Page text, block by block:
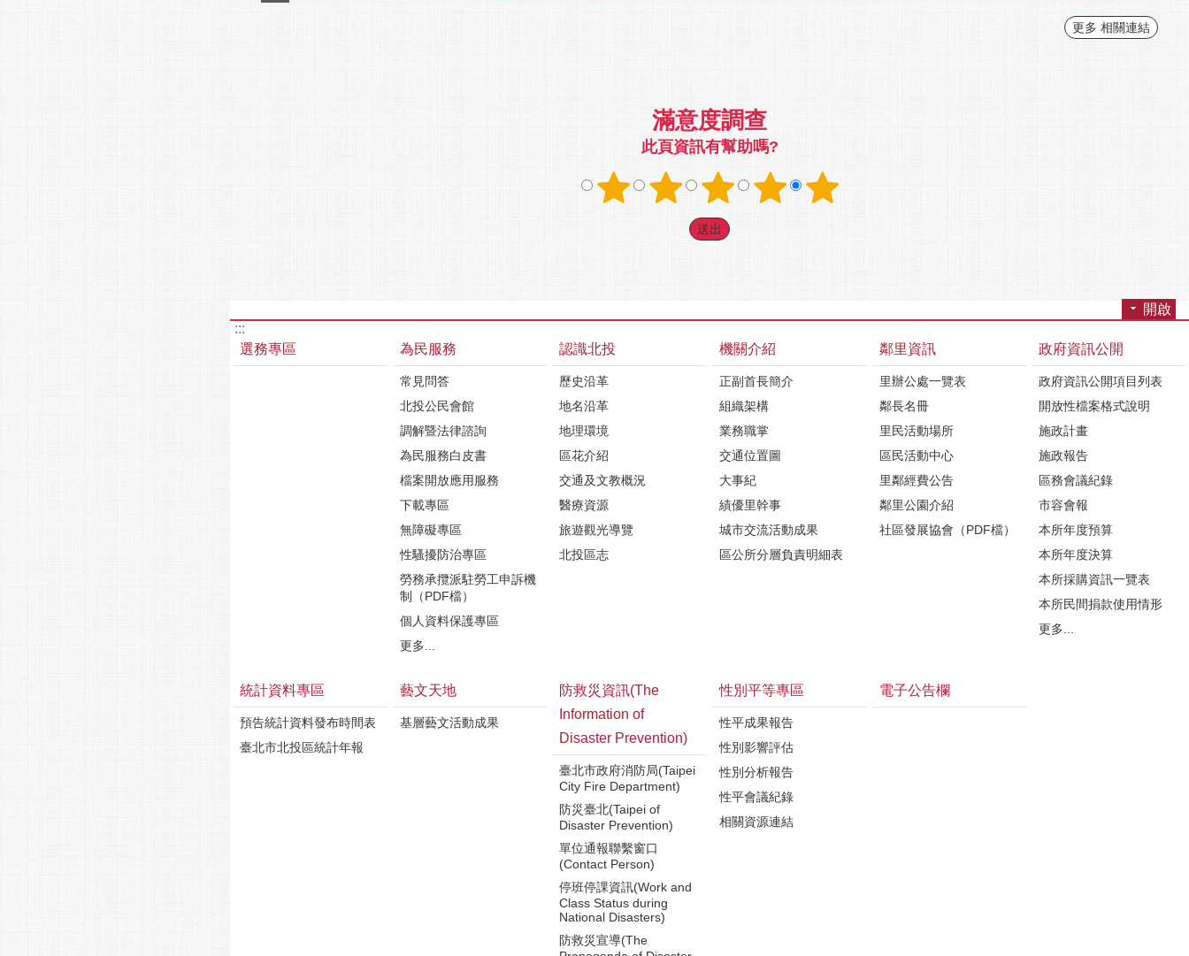
更多 相關連結
滿意度調查
此頁資訊有幫助嗎?
開啟
:::
選務專區
為民服務
常見問答
北投公民會館
調解暨法律諮詢
為民服務白皮書
檔案開放應用服務
下載專區
無障礙專區
性騷擾防治專區
勞務承攬派駐勞工申訴機
制（PDF檔）
個人資料保護專區
更多...
認識北投
歷史沿革
地名沿革
地理環境
區花介紹
交通及文教概況
醫療資源
旅遊觀光導覽
北投區志
機關介紹
正副首長簡介
組織架構
業務職掌
交通位置圖
大事紀
績優里幹事
城市交流活動成果
區公所分層負責明細表
鄰里資訊
里辦公處一覽表
鄰長名冊
里民活動場所
區民活動中心
里鄰經費公告
鄰里公園介紹
社區發展協會（PDF檔）
政府資訊公開
政府資訊公開項目列表
開放性檔案格式說明
施政計畫
施政報告
區務會議紀錄
市容會報
本所年度預算
本所年度決算
本所採購資訊一覽表
本所民間捐款使用情形
更多...
統計資料專區
預告統計資料發布時間表
臺北市北投區統計年報
藝文天地
基層藝文活動成果
防救災資訊(The
Information of
Disaster Prevention)
臺北市政府消防局(Taipei
City Fire Department)
防災臺北(Taipei of
Disaster Prevention)
單位通報聯繫窗口
(Contact Person)
停班停課資訊(Work and
Class Status during
National Disasters)
防救災宣導(The
性別平等專區
性平成果報告
性別影響評估
性別分析報告
性平會議紀錄
相關資源連結
電子公告欄